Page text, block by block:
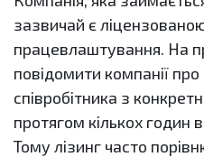
зазвичай є
працевлаштування. На
повідомити компанії
співробітника з
протягом кількох
Тому лізинг часто